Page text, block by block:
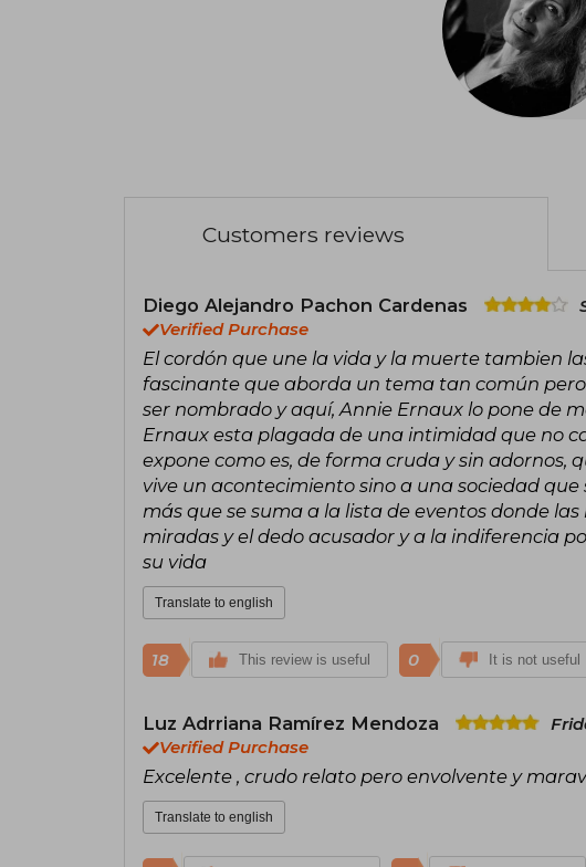
Customers reviews
Diego Alejandro Pachon Cardenas
Verified Purchase
El cordón que une la vida y la muerte tambien
fascinante que aborda un tema tan común
ser nombrado y aquí, Annie Ernaux lo pone de
Ernaux esta plagada de una intimidad que no
expone como es, de forma cruda y sin adornos,
vive un acontecimiento sino a una sociedad
más que se suma a la lista de eventos donde
miradas y el dedo acusador y a la indiferencia
su vida
Translate to english
18 This review is useful 0 It is not useful
Luz Adrriana Ramírez Mendoza
Verified Purchase
Excelente , crudo relato pero envolvente y
Translate to english